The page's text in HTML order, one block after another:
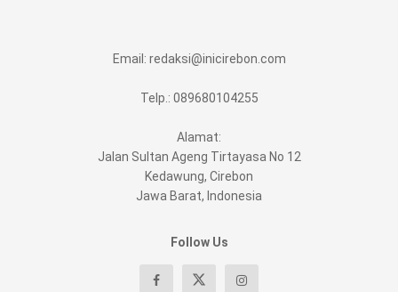
Email: redaksi@inicirebon.com
Telp.: 089680104255
Alamat:
Jalan Sultan Ageng Tirtayasa No 12
Kedawung, Cirebon
Jawa Barat, Indonesia
Follow Us